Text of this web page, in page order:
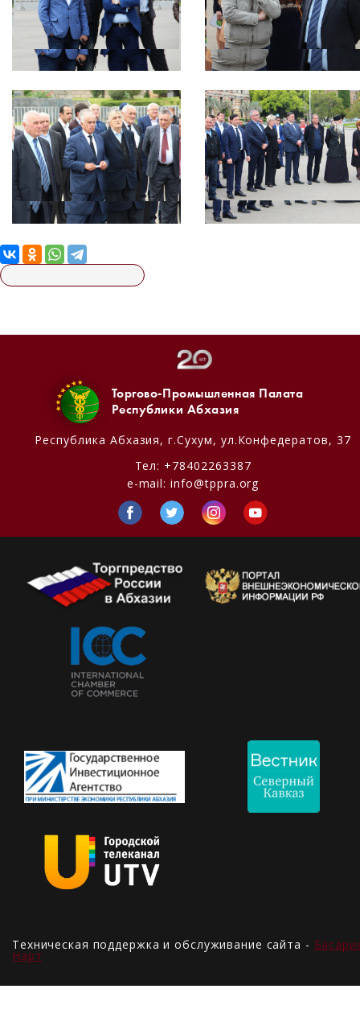
Торгово-Промышленная Палата
Республики Абхазия
Республика Абхазия, г.Сухум, ул.Конфедератов, 37
Тел: +78402263387
e-mail:info@tppra.org
Техническая поддержка и обслуживание сайта -
Нарт